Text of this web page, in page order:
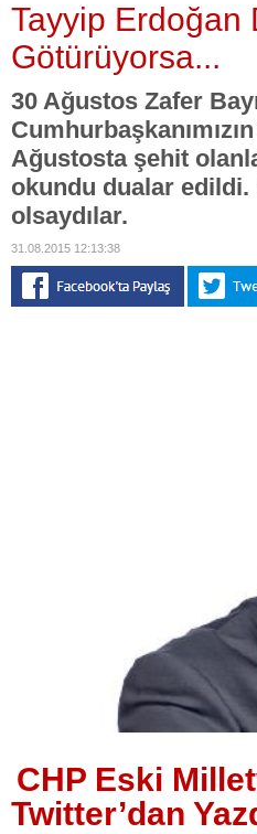
Tayyip Erdoğan
Götürüyorsa...
30 Ağustos Zafer
Ağustosta şehit
okundu dualar edildi.
olsaydılar.
31.08.2015 12:13:38
CHP Eski
Twitter’dan